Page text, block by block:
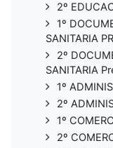
2º
1º
SANITARIA
2º
SANITARIA
1º
2º
1º
2º